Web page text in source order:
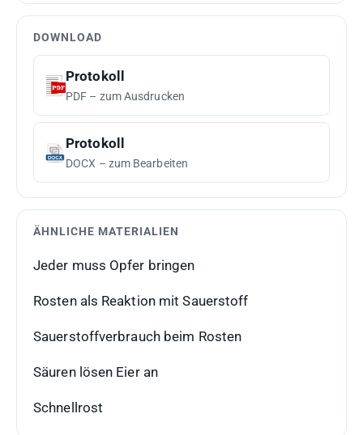
DOWNLOAD
Protokoll
PDF – zum Ausdrucken
Protokoll
DOCX – zum Bearbeiten
ÄHNLICHE MATERIALIEN
Jeder muss Opfer bringen
Rosten als Reaktion mit Sauerstoff
Sauerstoffverbrauch beim Rosten
Säuren lösen Eier an
Schnellrost